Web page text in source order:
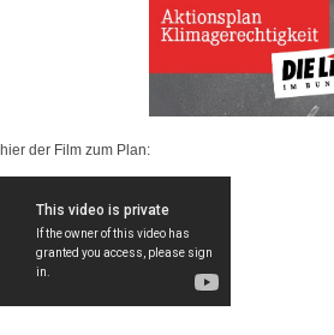
hier der Film zum Plan: